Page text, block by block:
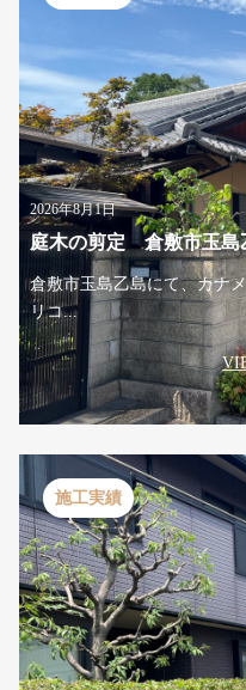
2026年8月1日
庭木の剪定 倉敷市玉島
倉敷市玉島乙島にて、カナ
リコ...
施工実績